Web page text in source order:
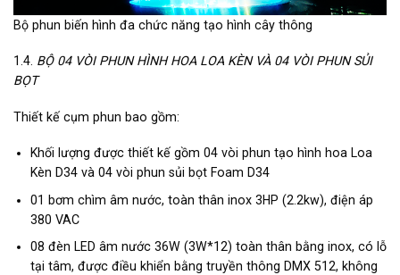
Bộ phun biến hình đa chức năng tạo hình cây thông
1.4. BỘ 04 VÒI PHUN HÌNH HOA LOA KÈN VÀ 04 VÒI PHUN SỦI
BỌT
Thiết kế cụm phun bao gồm:
Khối lượng được thiết kế gồm 04 vòi phun tạo hình hoa Loa
Kèn D34 và 04 vòi phun sủi bọt Foam D34
01 bơm chìm âm nước, toàn thân inox 3HP (2.2kw), điện áp
380 VAC
08 đèn LED âm nước 36W (3W*12) toàn thân bằng inox, có lỗ
tại tâm, được điều khiển bằng truyền thông DMX 512, không